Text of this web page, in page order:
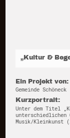
„Kultur &
Ein Projekt von:
Gemeinde Schöneck
Kurzportrait:
Unter dem Titel
unterschiedlichen
Musik/Kleinkunst